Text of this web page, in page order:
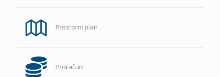
Prostorni plan
Proračun